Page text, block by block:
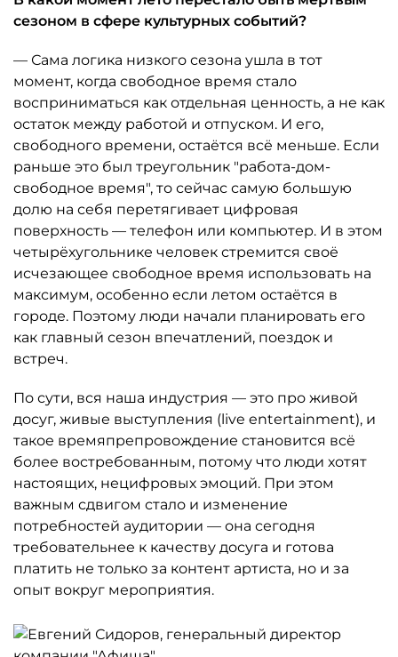
сезоном в сфере культурных событий?
— Сама логика низкого сезона ушла в тот
момент, когда свободное время стало
восприниматься как отдельная ценность, а не как
остаток между работой и отпуском. И его,
свободного времени, остаётся всё меньше. Если
раньше это был треугольник "работа-дом-
свободное время", то сейчас самую большую
долю на себя перетягивает цифровая
поверхность — телефон или компьютер. И в этом
четырёхугольнике человек стремится своё
исчезающее свободное время использовать на
максимум, особенно если летом остаётся в
городе. Поэтому люди начали планировать его
как главный сезон впечатлений, поездок и
встреч.
По сути, вся наша индустрия — это про живой
досуг, живые выступления (live entertainment), и
такое времяпрепровождение становится всё
более востребованным, потому что люди хотят
настоящих, нецифровых эмоций. При этом
важным сдвигом стало и изменение
потребностей аудитории — она сегодня
требовательнее к качеству досуга и готова
платить не только за контент артиста, но и за
опыт вокруг мероприятия.